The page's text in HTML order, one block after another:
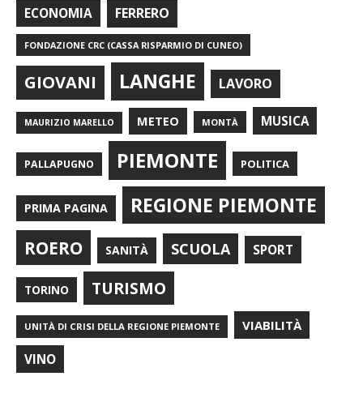
ECONOMIA FERRERO
FONDAZIONE CRC (CASSA RISPARMIO DI CUNEO)
GIOVANI LANGHE LAVORO
MAURIZIO MARELLO METEO MONTÀ MUSICA
PALLAPUGNO PIEMONTE POLITICA
PRIMA PAGINA REGIONE PIEMONTE
ROERO SANITÀ SCUOLA SPORT
TORINO TURISMO
UNITÀ DI CRISI DELLA REGIONE PIEMONTE VIABILITÀ
VINO